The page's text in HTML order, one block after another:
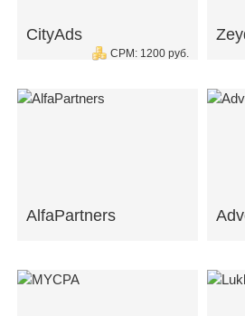
CityAds
CPM: 1200 руб.
AlfaPartners